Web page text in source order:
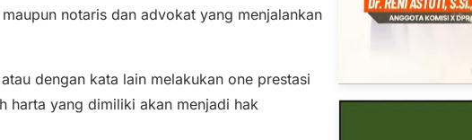
notaris dan advokat yang menjalankan
dengan kata lain melakukan one prestasi
harta yang dimiliki akan menjadi hak